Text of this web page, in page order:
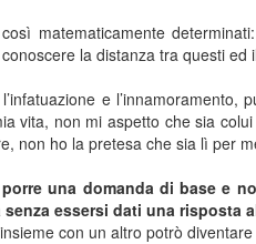
matematicamente
la distanza tra questi ed
e
vita, non mi aspetto che sia
non ho la pretesa che sia lì per
una domanda di base e
essersi dati una risposta
con un altro potrò